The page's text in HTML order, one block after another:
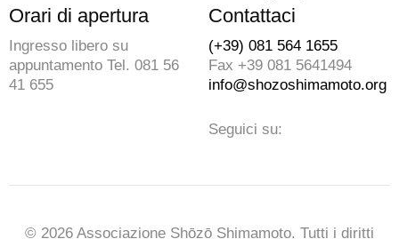
Orari di apertura
Ingresso libero su
appuntamento Tel. 081 56
41 655
Contattaci
(+39) 081 564 1655
Fax +39 081 5641494
info@shozoshimamoto.org
Seguici su:
© 2026 Associazione Shōzō Shimamoto. Tutti i diritti